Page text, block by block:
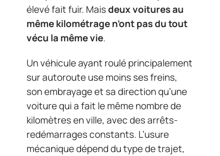
élevé fait fuir. Maisdeux voitures au
même kilométrage n’ont pas du tout
vécu la même vie.
Un véhicule ayant roulé principalement
sur autoroute use moins ses freins,
son embrayage et sa direction qu’une
voiture qui a fait le même nombre de
kilomètres en ville, avec des arrêts-
redémarrages constants. L’usure
mécanique dépend du type de trajet,